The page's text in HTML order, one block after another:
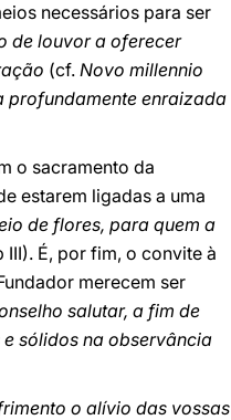
necessários para ser
de louvor a oferecer
(cf. Novo millennio
profundamente enraizada
o sacramento da
estarem ligadas a uma
de flores, para quem a
III). É, por fim, o convite à
merecem ser
salutar, a fim de
sólidos na observância
o alívio das vossas